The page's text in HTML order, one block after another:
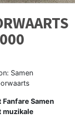
Samen
Samen
muzikale